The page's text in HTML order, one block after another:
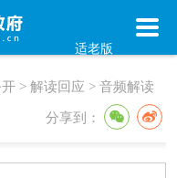
适老版
> 解读回应 > 音频解读
分享到：